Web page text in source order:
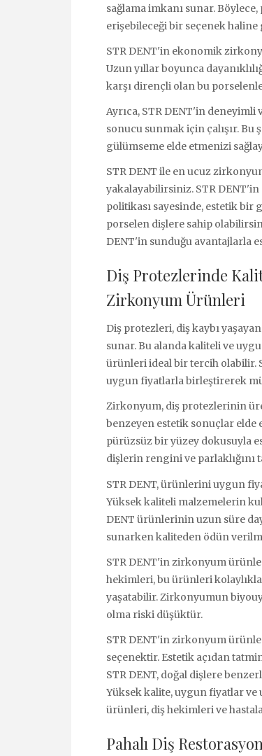
sağlama imkanı sunar.
erişebileceği bir seçenek haline
STR DENT'in ekonomik
Uzun yıllar boyunca
karşı dirençli olan bu
Ayrıca, STR DENT'in
sonucu sunmak için çalışır.
gülümseme elde etmenizi
STR DENT ile en ucuz
yakalayabilirsiniz. STR
politikası sayesinde, estetik bir
porselen dişlere sahip
DENT'in sunduğu avantajlarla
Diş Protezlerinde
Zirkonyum Ürünleri
Diş protezleri, diş kaybı
sunar. Bu alanda kaliteli ve
ürünleri ideal bir tercih olabilir.
uygun fiyatlarla birleştirerek
Zirkonyum, diş protezlerinin
benzeyen estetik sonuçlar elde
pürüzsüz bir yüzey dokusuyla
dişlerin rengini ve parlaklığını
STR DENT, ürünlerini uygun
Yüksek kaliteli malzemelerin
DENT ürünlerinin uzun süre
sunarken kaliteden ödün
STR DENT'in zirkonyum
hekimleri, bu ürünleri
yaşatabilir. Zirkonyumun
olma riski düşüktür.
STR DENT'in zirkonyum
seçenektir. Estetik açıdan
STR DENT, doğal dişlere
Yüksek kalite, uygun fiyatlar ve
ürünleri, diş hekimleri ve
Pahalı Diş